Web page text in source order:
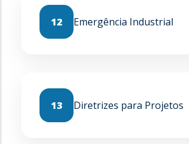
12 Emergência Industrial
13 Diretrizes para Projetos